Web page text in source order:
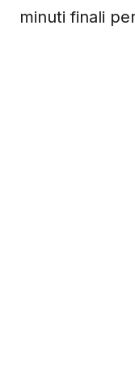
minuti finali